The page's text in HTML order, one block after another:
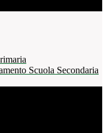
Scuola Secondaria